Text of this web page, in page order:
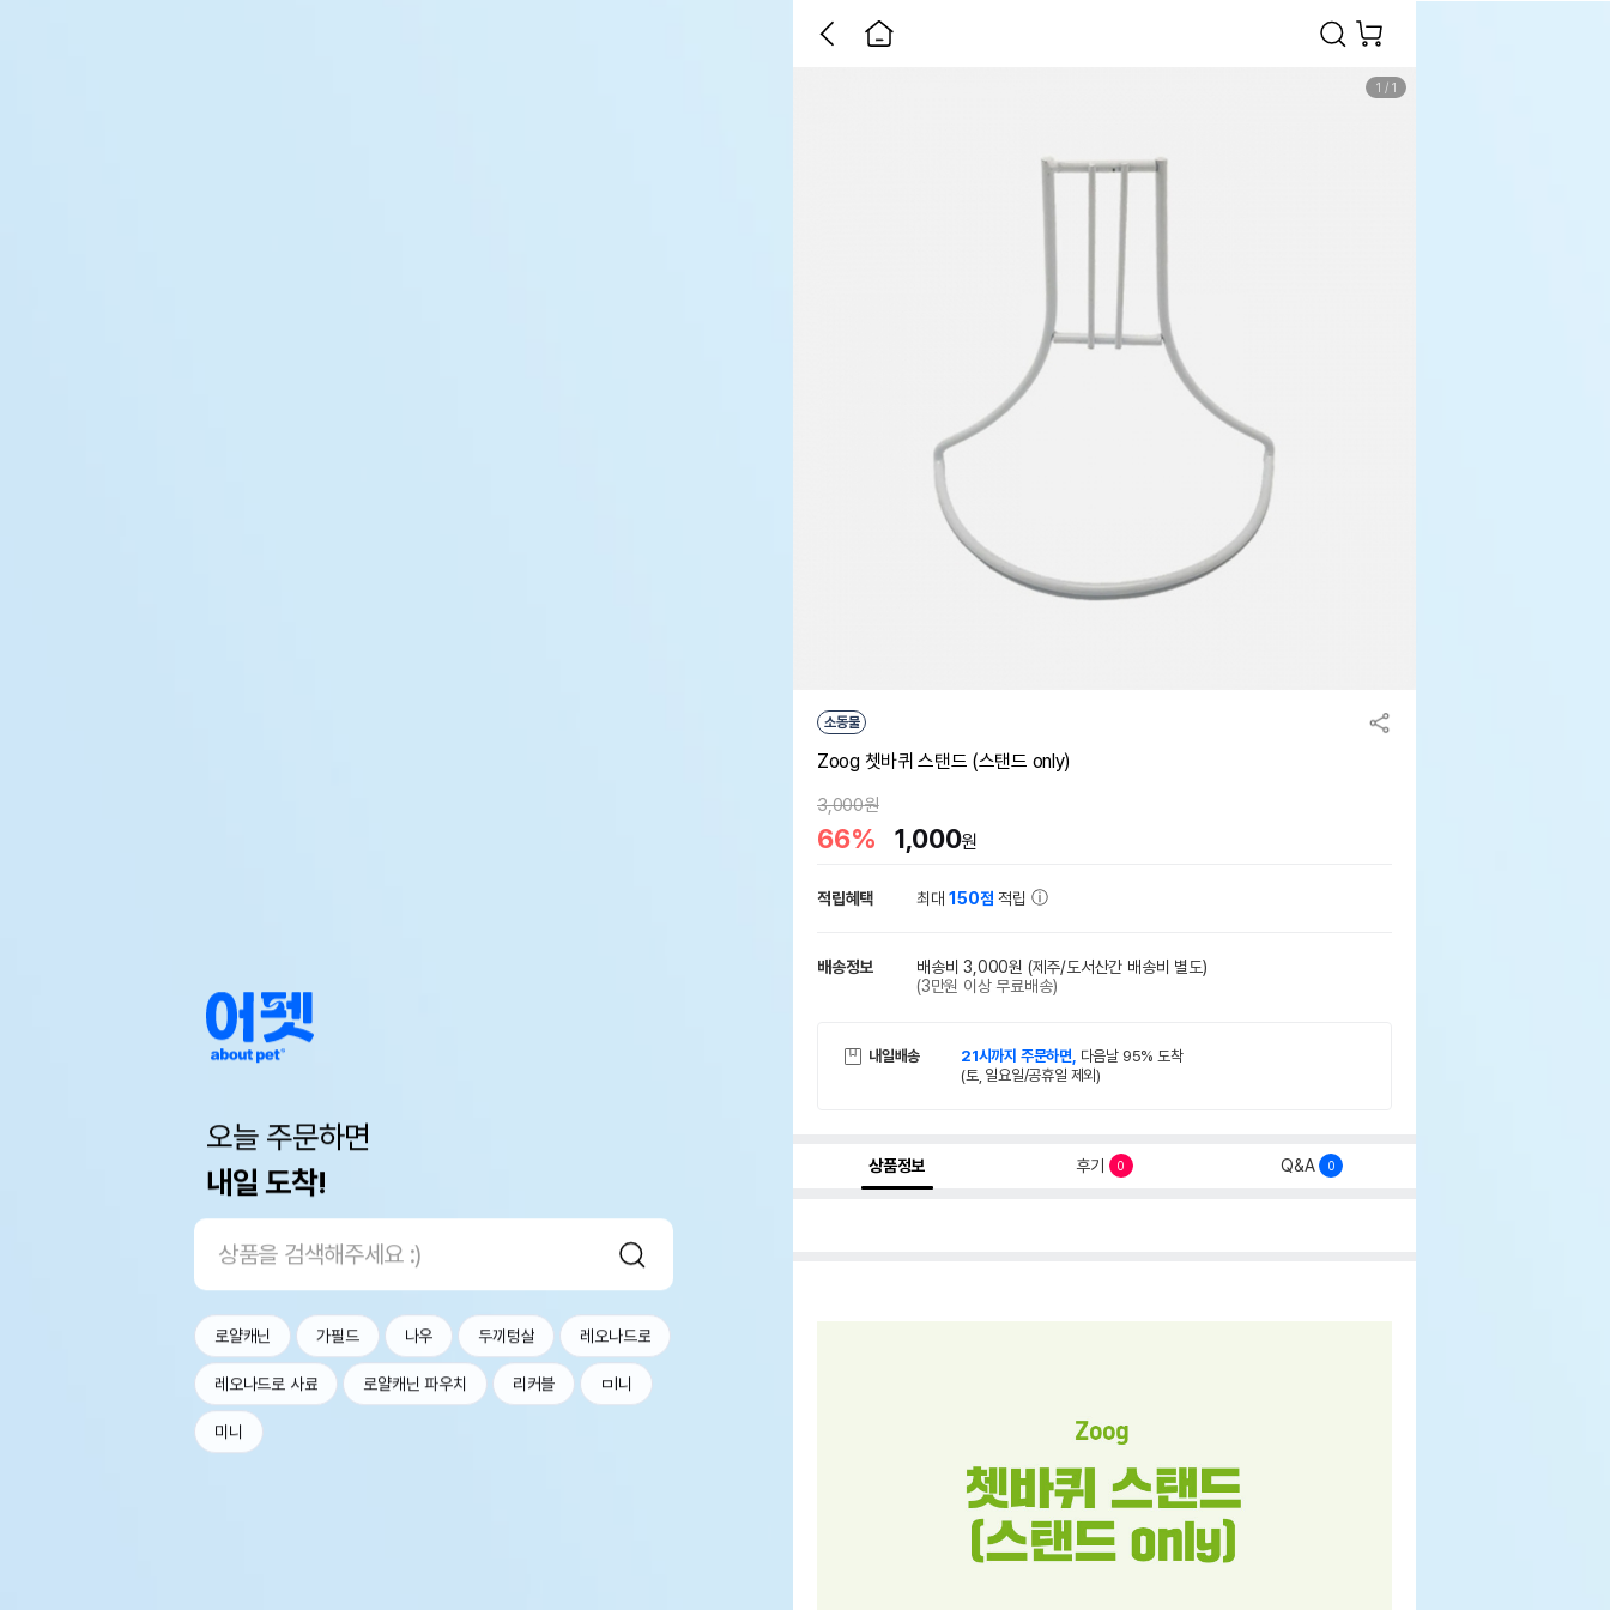
오늘 주문하면
내일 도착!
로얄캐닌 가필드 나우 두끼텅살 레오나드로
레오나드로 사료 로얄캐닌 파우치 리커블 ㅁl니
미니
1 / 1
소동물
Zoog 쳇바퀴 스탠드 (스탠드 only)
3,000원
66% 1,000원
적립혜택 최대150점 적립
배송정보 배송비 3,000원 (제주/도서산간 배송비 별도)
(3만원 이상 무료배송)
내일배송 21시까지 주문하면, 다음날 95% 도착
(토, 일요일/공휴일 제외)
상품정보 후기 0 Q&A 0